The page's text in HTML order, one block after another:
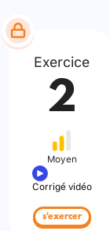
Exercice
2
Moyen
Corrigé vidéo
s'exercer